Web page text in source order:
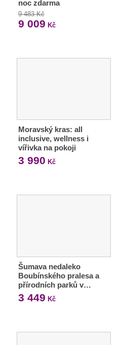
noc zdarma
9 483 Kč
9 009 Kč
Moravský kras: all
inclusive, wellness i
vířivka na pokoji
3 990 Kč
Šumava nedaleko
Boubínského pralesa a
přírodních parků v…
3 449 Kč